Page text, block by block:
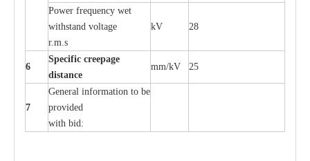
Power frequency wet
withstand voltage
r.m.s
kV 28
6
Specific creepage
distance
mm/kV 25
7
General information to be
provided
with bid: